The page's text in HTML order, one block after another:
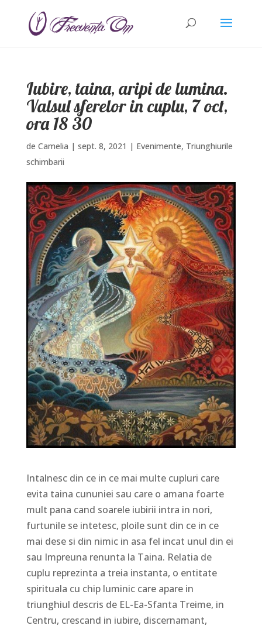
Iubire, taina, aripi de lumina.
Valsul sferelor in cuplu, 7 oct,
ora 18 30
de Camelia | sept. 8, 2021 | Evenimente, Triunghiurile
schimbarii
Intalnesc din ce in ce mai multe cupluri care
evita taina cununiei sau care o amana foarte
mult pana cand soarele iubirii intra in nori,
furtunile se intetesc, ploile sunt din ce in ce
mai dese si din nimic in asa fel incat unul din ei
sau Impreuna renunta la Taina. Relatia de
cuplu reprezinta a treia instanta, o entitate
spirituala cu chip luminic care apare in
triunghiul descris de EL-Ea-Sfanta Treime, in
Centru, crescand in iubire, discernamant,